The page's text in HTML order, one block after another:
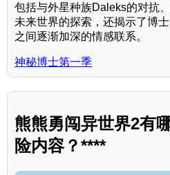
包括与外星种族Daleks的对抗
未来世界的探索，还揭示了博
之间逐渐加深的情感联系。
神秘博士第一季
熊熊勇闯异世界2有
险内容？****